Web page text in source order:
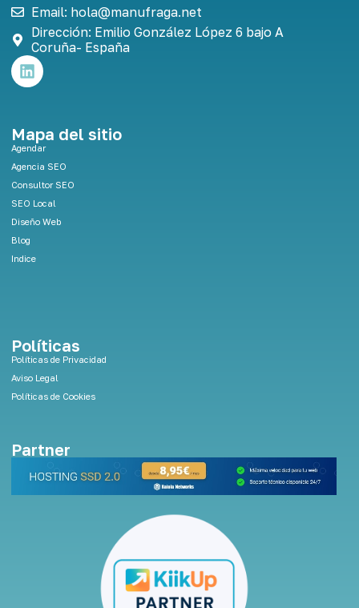
Email: hola@manufraga.net
Dirección: Emilio González López 6 bajo A
Coruña- España
L
i
d
n
Mapa del sitio
Agendar
Agencia SEO
Consultor SEO
SEO Local
Diseño Web
Blog
Indice
Políticas
Políticas de Privacidad
Aviso Legal
Políticas de Cookies
Partner